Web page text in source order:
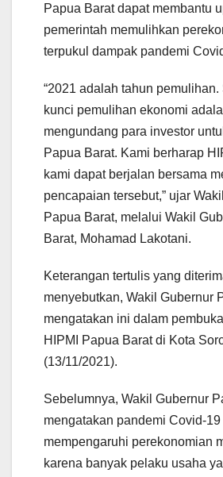
Papua Barat dapat membantu
pemerintah memulihkan
terpukul dampak pandemi
“2021 adalah tahun pemulihan.
kunci pemulihan ekonomi
mengundang para investor
Papua Barat. Kami berharap
kami dapat berjalan bersama
pencapaian tersebut,” ujar
Papua Barat, melalui Wakil
Barat, Mohamad Lakotani.
Keterangan tertulis yang
menyebutkan, Wakil Gubernur
mengatakan ini dalam
HIPMI Papua Barat di Kota
(13/11/2021).
Sebelumnya, Wakil Gubernur
mengatakan pandemi Covid-
mempengaruhi perekonomian
karena banyak pelaku usaha